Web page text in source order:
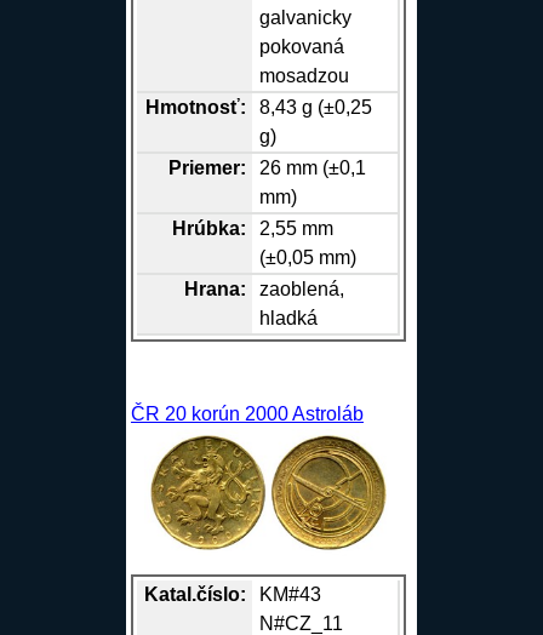
galvanicky
pokovaná
mosadzou
Hmotnosť:
8,43 g (±0,25
g)
Priemer:
26 mm (±0,1
mm)
Hrúbka:
2,55 mm
(±0,05 mm)
Hrana:
zaoblená,
hladká
ČR 20 korún 2000 Astroláb
Katal.číslo:
KM#43
N#CZ_11